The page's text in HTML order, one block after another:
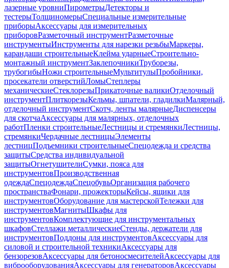
лазерные уровниПирометрыДетекторы и
тестерыТолщиномерыСпециальные измерительные
приборыАксессуары для измерительных
приборовРазметочный инструментРазметочные
инструментыИнструменты для нарезки резьбыМаркеры,
карандаши строительныеКлейма ударныеСтроительно-
монтажный инструментЗаклепочникиТруборезы,
трубогибыНожи строительныеМультитулыПробойники,
просекатели отверстийЛомыСтеплеры
механическиеСтеклорезыПрикаточные валикиОтделочный
инструментПлиткорезыКельмы, шпатели, гладилкиМалярный,
отделочный инструментСкотч, ленты малярныеДиспенсеры
для скотчаАксессуары для малярных, отделочных
работПленки строительныеЛестницы и стремянкиЛестницы,
стремянкиЧердачные лестницыЭлементы
лестницПодъемники строительныеСпецодежда и средства
защитыСредства индивидуальной
защитыОгнетушителиСумки, пояса для
инструментовПроизводственная
одеждаСпецодеждаСпецобувьОрганизация рабочего
пространстваФонари, прожекторыКейсы, ящики для
инструментовОборудование для мастерскойТележки для
инструментовМагнитыШкафы для
инструментовКомплектующие для инструментальных
шкафовСтеллажи металлическиеСтенды, держатели для
инструментовПоддоны для инструментовАксессуары для
силовой и строительной техникиАксессуары для
бензорезовАксессуары для бетоносмесителейАксессуары для
виброоборудованияАксессуары для генераторовАксессуары